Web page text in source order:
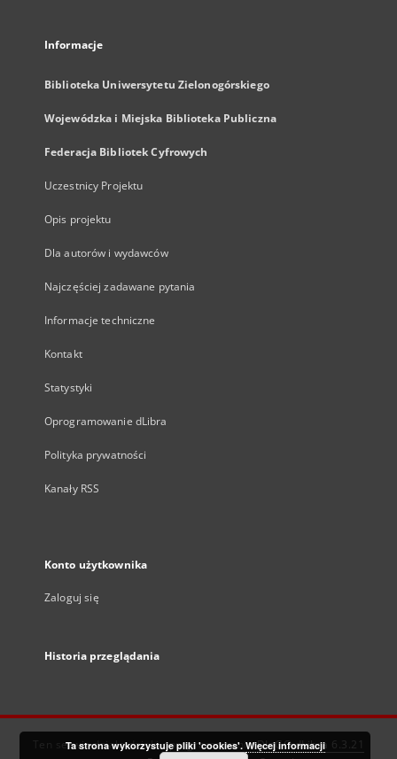
Informacje
Biblioteka Uniwersytetu Zielonogórskiego
Wojewódzka i Miejska Biblioteka Publiczna
Federacja Bibliotek Cyfrowych
Uczestnicy Projektu
Opis projektu
Dla autorów i wydawców
Najczęściej zadawane pytania
Informacje techniczne
Kontakt
Statystyki
Oprogramowanie dLibra
Polityka prywatności
Kanały RSS
Konto użytkownika
Zaloguj się
Historia przeglądania
Ten serwis działa dzięki oprogramowaniuDInGO dLibra 6.3.21
Ta strona wykorzystuje pliki 'cookies'. Więcej informacji